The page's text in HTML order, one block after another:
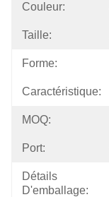
Couleur:
Taille:
Forme:
Caractéristique:
MOQ:
Port:
Détails
D'emballage: